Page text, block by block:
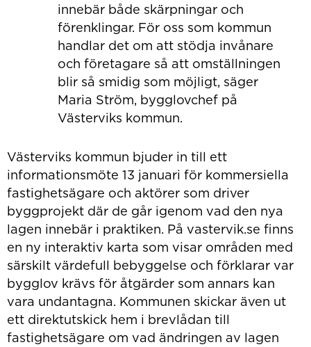
innebär både skärpningar och
förenklingar. För oss som kommun
handlar det om att stödja invånare
och företagare så att omställningen
blir så smidig som möjligt, säger
Maria Ström, bygglovchef på
Västerviks kommun.
Västerviks kommun bjuder in till ett
informationsmöte 13 januari för kommersiella
fastighetsägare och aktörer som driver
byggprojekt där de går igenom vad den nya
lagen innebär i praktiken. På vastervik.se finns
en ny interaktiv karta som visar områden med
särskilt värdefull bebyggelse och förklarar var
bygglov krävs för åtgärder som annars kan
vara undantagna. Kommunen skickar även ut
ett direktutskick hem i brevlådan till
fastighetsägare om vad ändringen av lagen